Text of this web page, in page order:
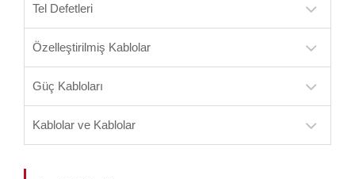
Tel Defetleri
Özelleştirilmiş Kablolar
Güç Kabloları
Kablolar ve Kablolar